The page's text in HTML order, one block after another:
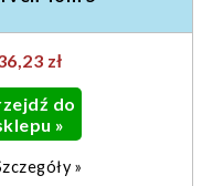
zł
do
»
»